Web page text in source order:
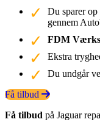
Du sparer op
gennem
FDM
Ekstra
Du undgår
Få tilbud
Få tilbud på Jaguar